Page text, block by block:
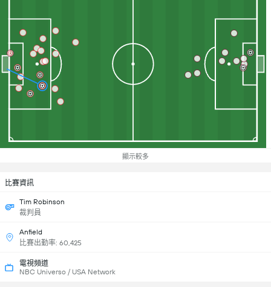
顯示較多
比賽資訊
Tim Robinson
裁判員
Anfield
比賽出勤率: 60,425
電視頻道
NBC Universo / USA Network